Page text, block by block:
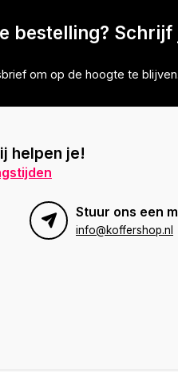
bestelling? Schrijf
om op de hoogte te blijven.
helpen je!
Stuur ons een
info@koffershop.nl